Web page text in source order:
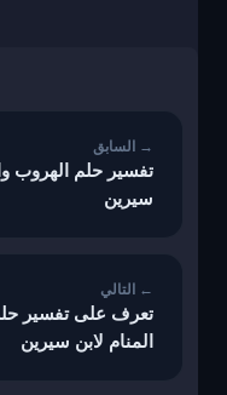
تفسير حلم الهروب
سيرين
تعرف على تفسير
المنام لابن سيرين